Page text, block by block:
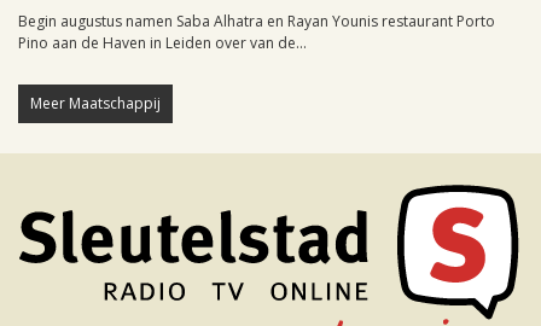
Begin augustus namen Saba Alhatra en Rayan Younis restaurant Porto
Pino aan de Haven in Leiden over van de...
Meer Maatschappij